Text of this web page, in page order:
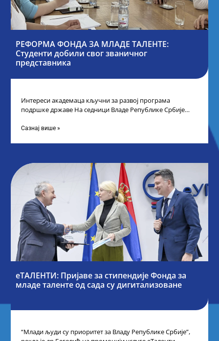
РЕФОРМА ФОНДА ЗА МЛАДЕ ТАЛЕНТЕ:
Студенти добили свог званичног
представника
Интереси академаца кључни за развој програма
подршке државе На седници Владе Републике Србије
Сазнај више »
еТАЛЕНТИ: Пријаве за стипендије Фонда за
младе таленте од сада су дигитализоване
“Млади људи су приоритет за Владу Републике Србије”,